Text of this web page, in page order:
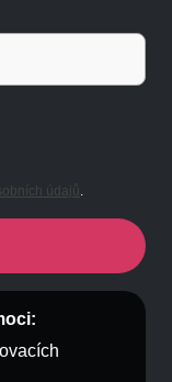
údajů.